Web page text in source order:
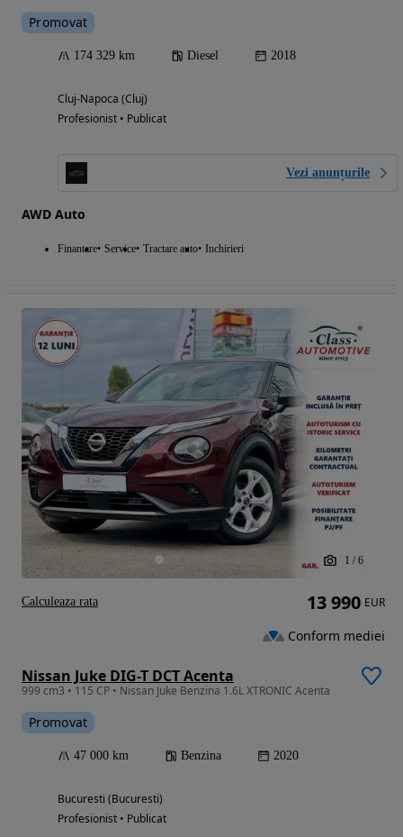
Promovat
174 329 km Diesel 2018
Cluj-Napoca (Cluj)
Profesionist • Publicat
Vezi anunțurile
AWD Auto
Finantare Service Tractare auto Inchirieri
1 / 6
Nissan Juke DIG-T DCT Acenta
999 cm3 • 115 CP • Nissan Juke Benzina 1.6L XTRONIC Acenta
Promovat
47 000 km Benzina 2020
Bucuresti (Bucuresti)
Profesionist • Publicat
13 990 EUR
Conform mediei
Calculeaza rata